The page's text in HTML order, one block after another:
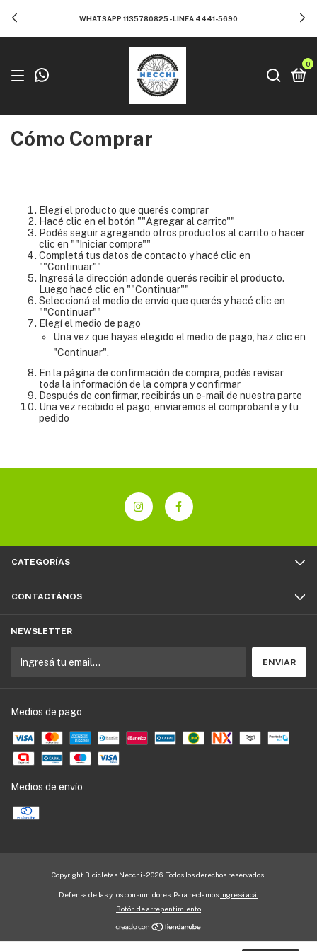
WHATSAPP 1135780825 - LINEA 4441-5690
0
Cómo Comprar
Elegí el producto que querés comprar
Hacé clic en el botón ""Agregar al carrito""
Podés seguir agregando otros productos al carrito o hacer
clic en ""Iniciar compra""
Completá tus datos de contacto y hacé clic en
""Continuar""
Ingresá la dirección adonde querés recibir el producto.
Luego hacé clic en ""Continuar""
Seleccioná el medio de envío que querés y hacé clic en
""Continuar""
Elegí el medio de pago
Una vez que hayas elegido el medio de pago, haz clic en
"Continuar".
En la página de confirmación de compra, podés revisar
toda la información de la compra y confirmar
Después de confirmar, recibirás un e-mail de nuestra parte
Una vez recibido el pago, enviaremos el comprobante y tu
pedido
CATEGORÍAS
CONTACTÁNOS
NEWSLETTER
Medios de pago
Medios de envío
Copyright Bicicletas Necchi - 2026. Todos los derechos reservados.
Defensa de las y los consumidores. Para reclamos ingresá acá.
Botón de arrepentimiento